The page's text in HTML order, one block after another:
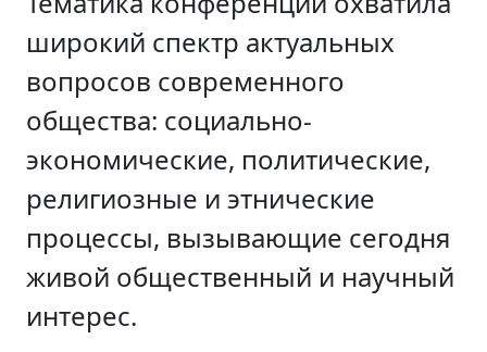
широкий спектр актуальных
вопросов современного
общества: социально-
экономические, политические,
религиозные и этнические
процессы, вызывающие сегодня
живой общественный и научный
интерес.